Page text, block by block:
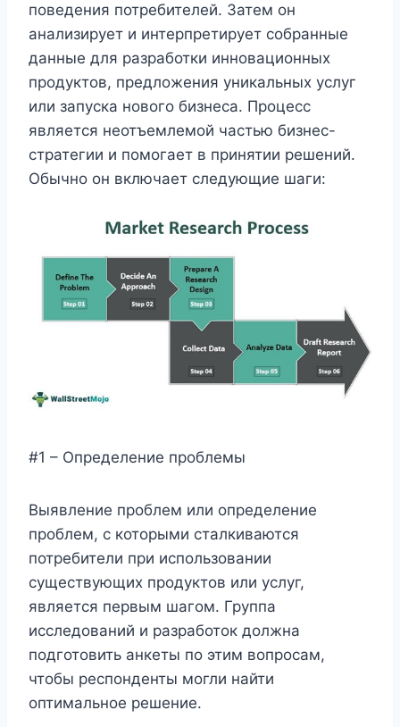
поведения потребителей. Затем он
анализирует и интерпретирует собранные
данные для разработки инновационных
продуктов, предложения уникальных услуг
или запуска нового бизнеса. Процесс
является неотъемлемой частью бизнес-
стратегии и помогает в принятии решений.
Обычно он включает следующие шаги:
#1 – Определение проблемы
Выявление проблем или определение
проблем, с которыми сталкиваются
потребители при использовании
существующих продуктов или услуг,
является первым шагом. Группа
исследований и разработок должна
подготовить анкеты по этим вопросам,
чтобы респонденты могли найти
оптимальное решение.